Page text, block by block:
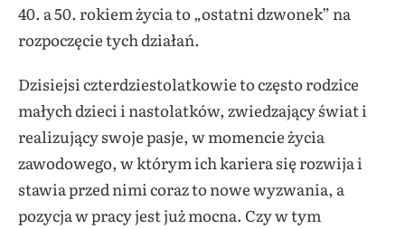
40. a 50. rokiem życia to „ostatni dzwonek” na
rozpoczęcie tych działań.
Dzisiejsi czterdziestolatkowie to często rodzice
małych dzieci i nastolatków, zwiedzający świat i
realizujący swoje pasje, w momencie życia
zawodowego, w którym ich kariera się rozwija i
stawia przed nimi coraz to nowe wyzwania, a
pozycja w pracy jest już mocna. Czy w tym